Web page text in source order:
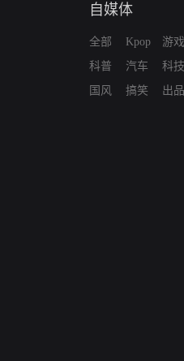
自媒体
全部
科普
国风
Kpop
汽车
搞笑
游戏
科技
出